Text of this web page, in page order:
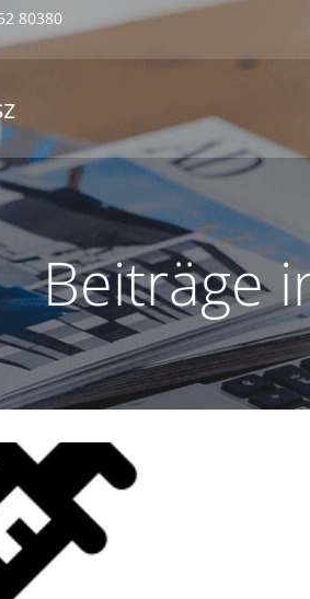
80380
Beiträge